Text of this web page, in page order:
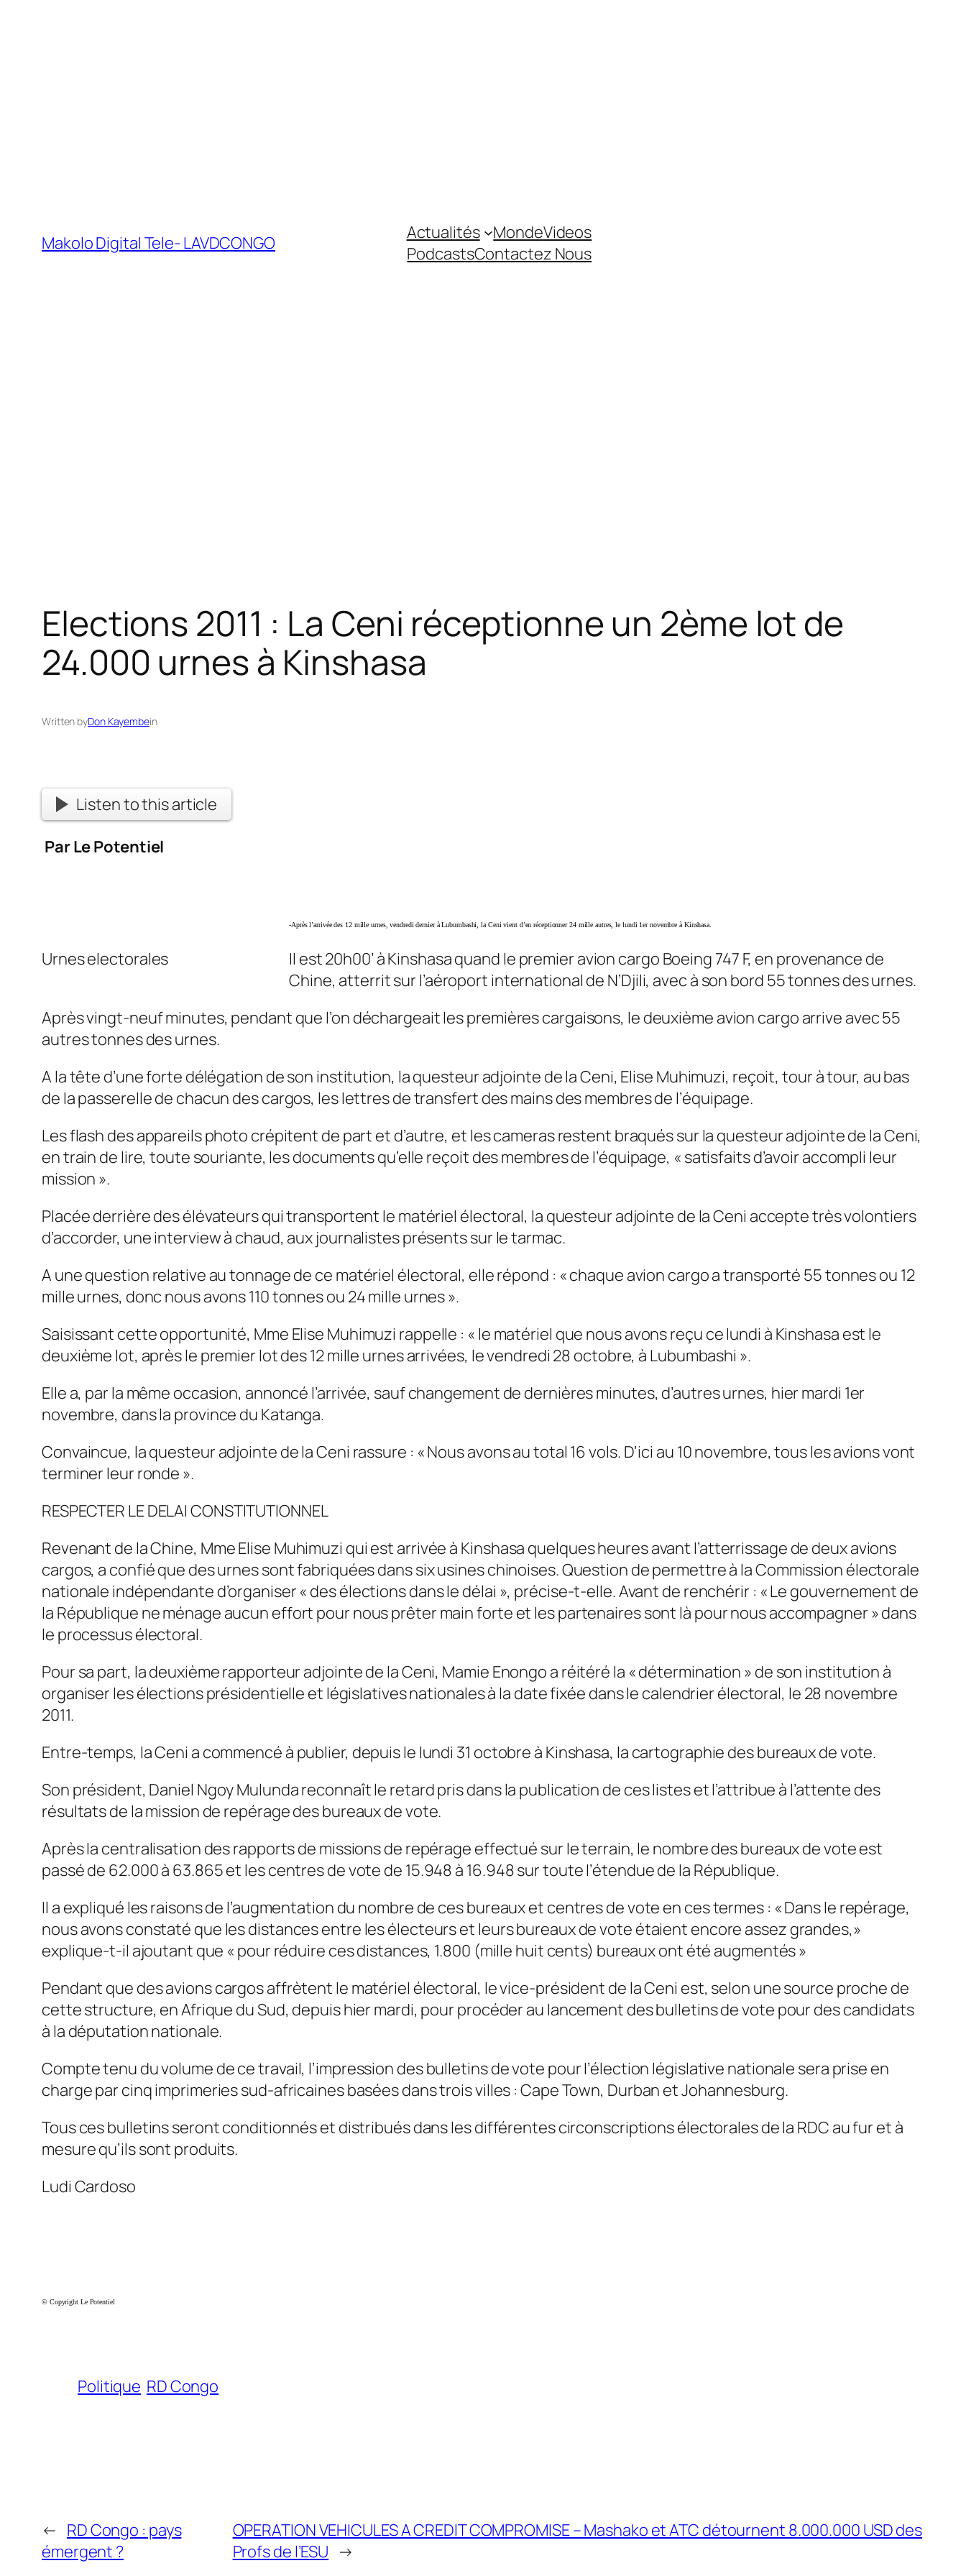
Makolo Digital Tele- LAVDCONGO Actualités MondeVideos
PodcastsContactez Nous
Elections 2011 : La Ceni réceptionne un 2ème lot de
24.000 urnes à Kinshasa
Written byDon Kayembein
Listen to this article
Par Le Potentiel
Urnes electorales
-Après l’arrivée des 12 mille urnes, vendredi dernier à Lubumbashi, la Ceni vient d’en réceptionner 24 mille autres, le lundi 1er novembre à Kinshasa.
Il est 20h00’ à Kinshasa quand le premier avion cargo Boeing 747 F, en provenance de
Chine, atterrit sur l’aéroport international de N’Djili, avec à son bord 55 tonnes des urnes.
Après vingt-neuf minutes, pendant que l’on déchargeait les premières cargaisons, le deuxième avion cargo arrive avec 55
autres tonnes des urnes.
A la tête d’une forte délégation de son institution, la questeur adjointe de la Ceni, Elise Muhimuzi, reçoit, tour à tour, au bas
de la passerelle de chacun des cargos, les lettres de transfert des mains des membres de l’équipage.
Les flash des appareils photo crépitent de part et d’autre, et les cameras restent braqués sur la questeur adjointe de la Ceni,
en train de lire, toute souriante, les documents qu’elle reçoit des membres de l’équipage, « satisfaits d’avoir accompli leur
mission ».
Placée derrière des élévateurs qui transportent le matériel électoral, la questeur adjointe de la Ceni accepte très volontiers
d’accorder, une interview à chaud, aux journalistes présents sur le tarmac.
A une question relative au tonnage de ce matériel électoral, elle répond : « chaque avion cargo a transporté 55 tonnes ou 12
mille urnes, donc nous avons 110 tonnes ou 24 mille urnes ».
Saisissant cette opportunité, Mme Elise Muhimuzi rappelle : « le matériel que nous avons reçu ce lundi à Kinshasa est le
deuxième lot, après le premier lot des 12 mille urnes arrivées, le vendredi 28 octobre, à Lubumbashi ».
Elle a, par la même occasion, annoncé l’arrivée, sauf changement de dernières minutes, d’autres urnes, hier mardi 1er
novembre, dans la province du Katanga.
Convaincue, la questeur adjointe de la Ceni rassure : « Nous avons au total 16 vols. D’ici au 10 novembre, tous les avions vont
terminer leur ronde ».
RESPECTER LE DELAI CONSTITUTIONNEL
Revenant de la Chine, Mme Elise Muhimuzi qui est arrivée à Kinshasa quelques heures avant l’atterrissage de deux avions
cargos, a confié que des urnes sont fabriquées dans six usines chinoises. Question de permettre à la Commission électorale
nationale indépendante d’organiser « des élections dans le délai », précise-t-elle. Avant de renchérir : « Le gouvernement de
la République ne ménage aucun effort pour nous prêter main forte et les partenaires sont là pour nous accompagner » dans
le processus électoral.
Pour sa part, la deuxième rapporteur adjointe de la Ceni, Mamie Enongo a réitéré la « détermination » de son institution à
organiser les élections présidentielle et législatives nationales à la date fixée dans le calendrier électoral, le 28 novembre
2011.
Entre-temps, la Ceni a commencé à publier, depuis le lundi 31 octobre à Kinshasa, la cartographie des bureaux de vote.
Son président, Daniel Ngoy Mulunda reconnaît le retard pris dans la publication de ces listes et l’attribue à l’attente des
résultats de la mission de repérage des bureaux de vote.
Après la centralisation des rapports de missions de repérage effectué sur le terrain, le nombre des bureaux de vote est
passé de 62.000 à 63.865 et les centres de vote de 15.948 à 16.948 sur toute l’étendue de la République.
Il a expliqué les raisons de l’augmentation du nombre de ces bureaux et centres de vote en ces termes : « Dans le repérage,
nous avons constaté que les distances entre les électeurs et leurs bureaux de vote étaient encore assez grandes,»
explique-t-il ajoutant que « pour réduire ces distances, 1.800 (mille huit cents) bureaux ont été augmentés »
Pendant que des avions cargos affrètent le matériel électoral, le vice-président de la Ceni est, selon une source proche de
cette structure, en Afrique du Sud, depuis hier mardi, pour procéder au lancement des bulletins de vote pour des candidats
à la députation nationale.
Compte tenu du volume de ce travail, l’impression des bulletins de vote pour l’élection législative nationale sera prise en
charge par cinq imprimeries sud-africaines basées dans trois villes : Cape Town, Durban et Johannesburg.
Tous ces bulletins seront conditionnés et distribués dans les différentes circonscriptions électorales de la RDC au fur et à
mesure qu’ils sont produits.
Ludi Cardoso
© Copyright Le Potentiel
Politique RD Congo
← RD Congo : pays
émergent ?
OPERATION VEHICULES A CREDIT COMPROMISE – Mashako et ATC détournent 8.000.000 USD des
Profs de l’ESU →